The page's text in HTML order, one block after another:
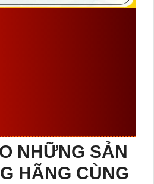
NHỮNG SẢN
HÃNG CÙNG